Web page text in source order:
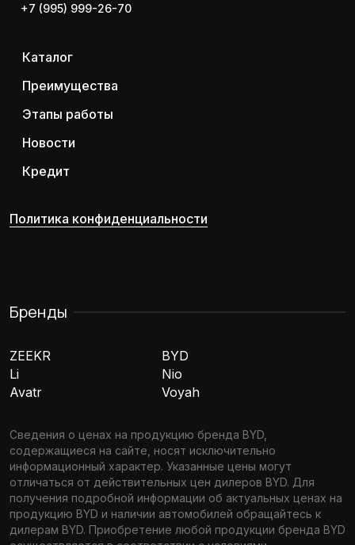
+7 (995) 999-26-70
Каталог
Преимущества
Этапы работы
Новости
Кредит
Политика конфиденциальности
Бренды
ZEEKR
BYD
Li
Nio
Avatr
Voyah
Сведения о ценах на продукцию бренда BYD,
содержащиеся на сайте, носят исключительно
информационный характер. Указанные цены могут
отличаться от действительных цен дилеров BYD. Для
получения подробной информации об актуальных ценах на
продукцию BYD и наличии автомобилей обращайтесь к
дилерам BYD. Приобретение любой продукции бренда BYD